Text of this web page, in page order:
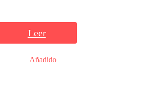
Leer
Añadido